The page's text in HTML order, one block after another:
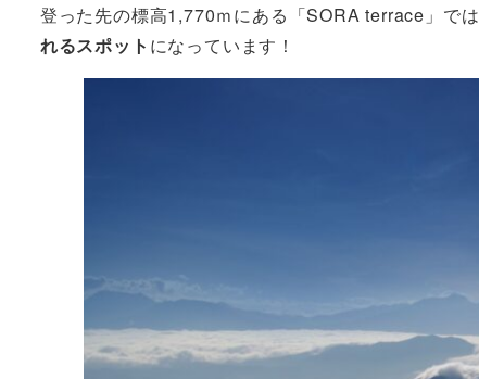
登った先の標高1,770ｍにある「SORA terrace」では
れるスポット になっています！